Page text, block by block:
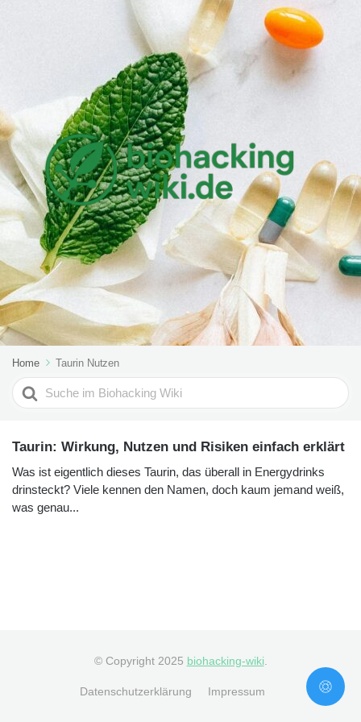
Home Taurin Nutzen
Search
For
Taurin: Wirkung, Nutzen und Risiken einfach erklärt
Was ist eigentlich dieses Taurin, das überall in Energydrinks
drinsteckt? Viele kennen den Namen, doch kaum jemand weiß,
was genau...
© Copyright 2025 biohacking-wiki
Datenschutzerklärung Impressum